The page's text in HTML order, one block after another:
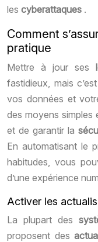
les cyberattaques .
Comment
pratique
Mettre à jour ses
fastidieux, mais
vos données et
des moyens simples
et de garantir la
En automatisant le
habitudes, vous
d’une expérience
Activer les
La plupart des
proposent des